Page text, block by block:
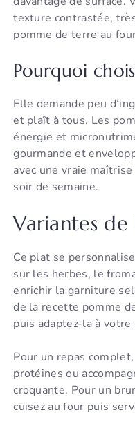
texture contrastée,
pomme de terre au
Pourquoi
Elle demande peu
et plaît à tous. Les
énergie et
gourmande et
avec une vraie
soir de semaine.
Variantes
Ce plat se
sur les herbes, le
enrichir la garniture
de la recette pomme
puis adaptez-la à votre
Pour un repas
protéines ou
croquante. Pour un
cuisez au four puis